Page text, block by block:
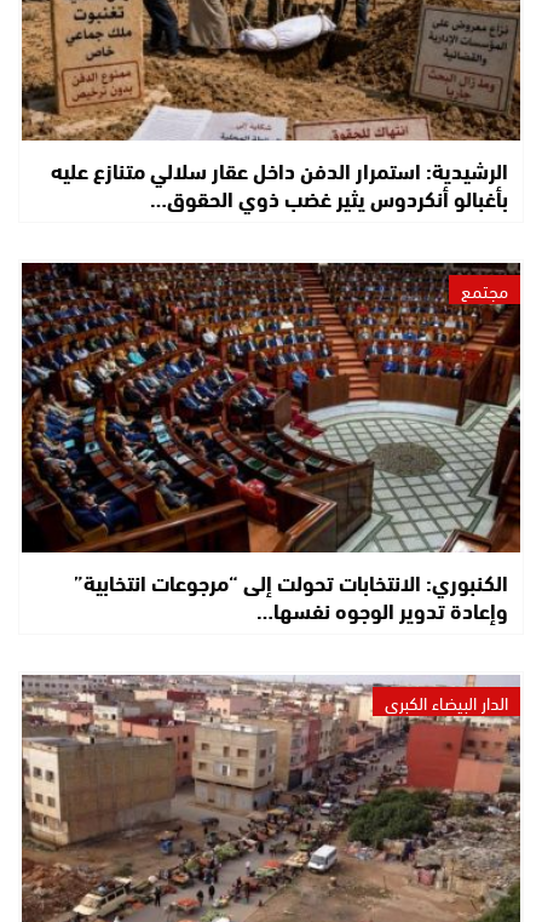
الرشيدية: استمرار الدفن داخل عقار سلالي متنازع عليه
بأغبالو أنكردوس يثير غضب ذوي الحقوق…
مجتمع
الكنبوري: الانتخابات تحولت إلى “مرجوعات انتخابية”
وإعادة تدوير الوجوه نفسها…
الدار البيضاء الكبرى